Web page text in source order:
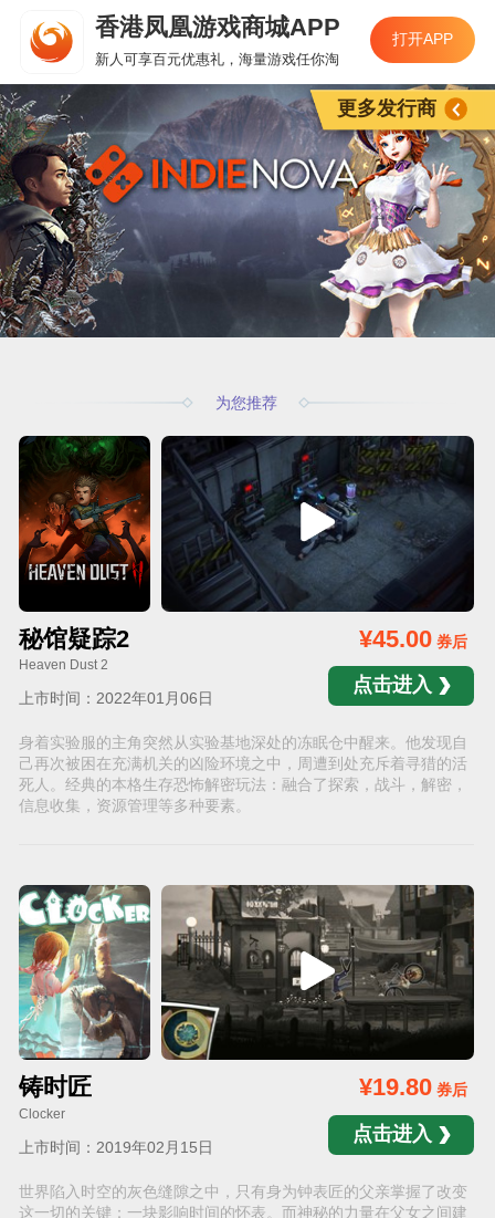
香港凤凰游戏商城APP
新人可享百元优惠礼，海量游戏任你淘
打开APP
为您推荐
秘馆疑踪2
Heaven Dust 2
上市时间：2022年01月06日
¥45.00券后
点击进入
身着实验服的主角突然从实验基地深处的冻眠仓中醒来。他发现自
己再次被困在充满机关的凶险环境之中，周遭到处充斥着寻猎的活
死人。经典的本格生存恐怖解密玩法：融合了探索，战斗，解密，
信息收集，资源管理等多种要素。
铸时匠
Clocker
上市时间：2019年02月15日
¥19.80券后
点击进入
世界陷入时空的灰色缝隙之中，只有身为钟表匠的父亲掌握了改变
这一切的关键：一块影响时间的怀表。而神秘的力量在父女之间建
更多发行商